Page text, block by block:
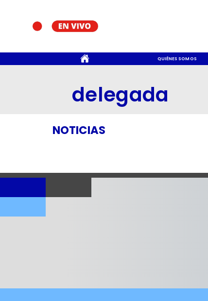
QUIÉNES SOMOS
delegada
NOTICIAS